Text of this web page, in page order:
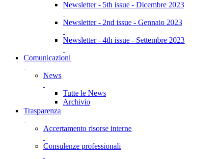
Newsletter - 5th issue - Dicembre 2023
Newsletter - 2nd issue - Gennaio 2023
Newsletter - 4th issue - Settembre 2023
Comunicazioni
News
Tutte le News
Archivio
Trasparenza
Accertamento risorse interne
Consulenze professionali